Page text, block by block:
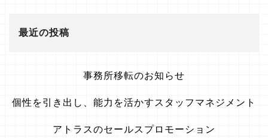
最近の投稿
事務所移転のお知らせ
個性を引き出し、能力を活かすスタッフマネジメント
アトラスのセールスプロモーション